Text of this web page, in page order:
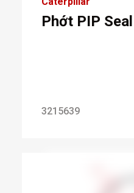
Phớt PIP Seal
3215639